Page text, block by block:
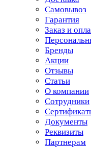
Самовывоз
Гарантия
Заказ и
Бренды
Акции
Отзывы
Статьи
О компании
Сотрудники
Документы
Реквизиты
Партнерам